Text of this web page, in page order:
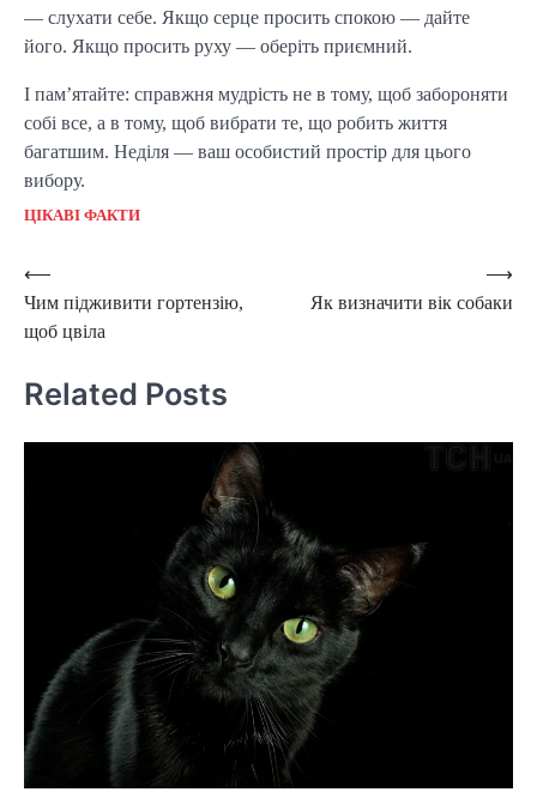
— слухати себе. Якщо серце просить спокою — дайте
його. Якщо просить руху — оберіть приємний.
І пам’ятайте: справжня мудрість не в тому, щоб забороняти
собі все, а в тому, щоб вибрати те, що робить життя
багатшим. Неділя — ваш особистий простір для цього
вибору.
ЦІКАВІ ФАКТИ
Post
navigation
⟵
Чим підживити гортензію,
щоб цвіла
Як визначити вік собаки
⟶
Related Posts